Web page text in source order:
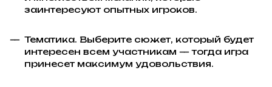
заинтересуют опытных игроков.
Тематика. Выберите сюжет, который будет
интересен всем участникам — тогда игра
принесет максимум удовольствия.